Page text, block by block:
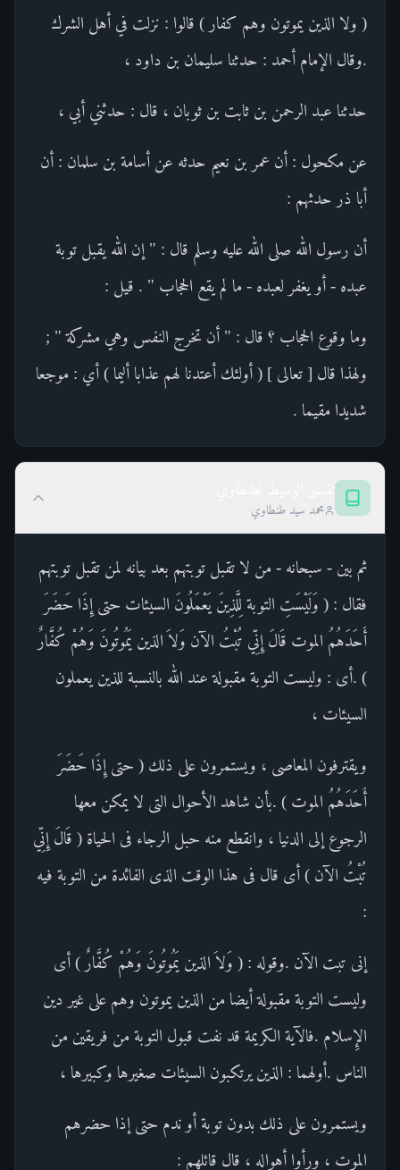
( ولا الذين يموتون وهم كفار ) قالوا : نزلت في أهل الشرك
.وقال الإمام أحمد : حدثنا سليمان بن داود ،
حدثنا عبد الرحمن بن ثابت بن ثوبان ، قال : حدثني أبي ،
عن مكحول : أن عمر بن نعيم حدثه عن أسامة بن سلمان : أن
أبا ذر حدثهم :
أن رسول الله صلى الله عليه وسلم قال : " إن الله يقبل توبة
عبده - أو يغفر لعبده - ما لم يقع الحجاب " . قيل :
وما وقوع الحجاب ؟ قال : " أن تخرج النفس وهي مشركة " ;
ولهذا قال [ تعالى ] ( أولئك أعتدنا لهم عذابا أليما ) أي : موجعا
شديدا مقيما .
محمد سيد طنطاوي
ثم بين - سبحانه - من لا تقبل توبتهم بعد بيانه لمن تقبل توبتهم
فقال : ( وَلَيْسَتِ التوبة لِلَّذِينَ يَعْمَلُونَ السيئات حتى إِذَا حَضَرَ
أَحَدَهُمُ الموت قَالَ إِنِّي تُبْتُ الآن وَلاَ الذين يَمُوتُونَ وَهُمْ كُفَّارٌ
) .أى : وليست التوبة مقبولة عند الله بالنسبة للذين يعملون
السيئات ،
ويقترفون المعاصى ، ويستمرون على ذلك ( حتى إِذَا حَضَرَ
أَحَدَهُمُ الموت ) .بأن شاهد الأحوال التى لا يمكن معها
الرجوع إلى الدنيا ، وانقطع منه حبل الرجاء فى الحياة ( قَالَ إِنِّي
تُبْتُ الآن ) أى قال فى هذا الوقت الذى الفائدة من التوبة فيه
:
إنى تبت الآن .وقوله : ( وَلاَ الذين يَمُوتُونَ وَهُمْ كُفَّارٌ ) أى
وليست التوبة مقبولة أيضا من الذين يموتون وهم على غير دين
الإِسلام .فالآية الكريمة قد نفت قبول التوبة من فريقين من
الناس .أولهما : الذين يرتكبون السيئات صغيرها وكبيرها ،
ويستمرون على ذلك بدون توبة أو ندم حتى إذا حضرهم
الموت ، ورأوا أهواله ، قال قائلهم :